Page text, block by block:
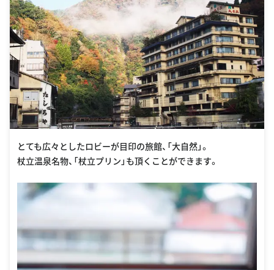
とても広々としたロビーが目印の旅館、「大自然」。
杖立温泉名物、「杖立プリン」も頂くことができます。